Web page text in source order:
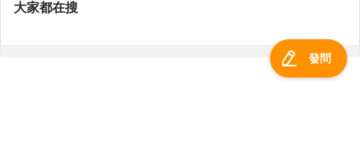
大家都在搜
發問